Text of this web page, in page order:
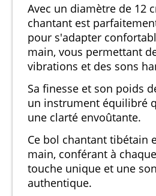
Avec un diamètre de 12
chantant est
pour s'adapter
main, vous permettant
vibrations et des sons
Sa finesse et son poids
un instrument équilibré
une clarté envoûtante.
Ce bol chantant tibétain
main, conférant à
touche unique et une
authentique.